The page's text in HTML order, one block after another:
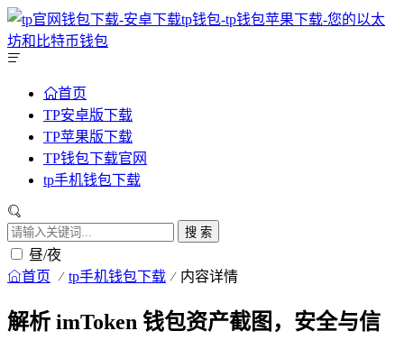
首页
TP安卓版下载
TP苹果版下载
TP钱包下载官网
tp手机钱包下载
搜 索
昼/夜
首页 tp手机钱包下载 内容详情
解析 imToken 钱包资产截图，安全与信